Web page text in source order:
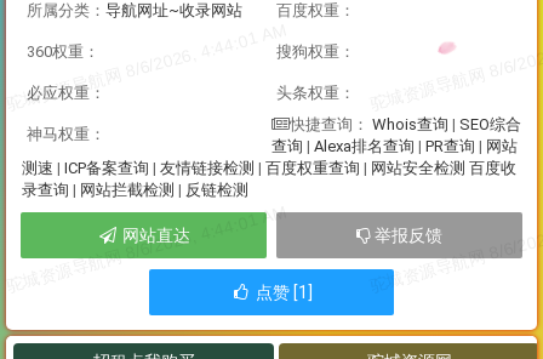
所属分类： 导航网址~收录网站 百度权重：
360权重： 搜狗权重：
必应权重： 头条权重：
神马权重：
快捷查询： Whois查询 | SEO综合
查询 | Alexa排名查询 | PR查询 | 网站
测速 | ICP备案查询 | 友情链接检测 | 百度权重查询 | 网站安全检测 百度收
录查询 | 网站拦截检测 | 反链检测
网站直达 举报反馈
点赞 [1]